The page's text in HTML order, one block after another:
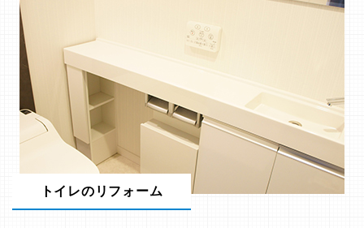
トイレのリフォーム